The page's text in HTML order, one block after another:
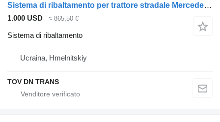
Sistema di ribaltamento per trattore stradale Mercedes-Benz
1.000 USD ≈ 865,50 €
Sistema di ribaltamento
Ucraina, Hmelnitskiy
TOV DN TRANS